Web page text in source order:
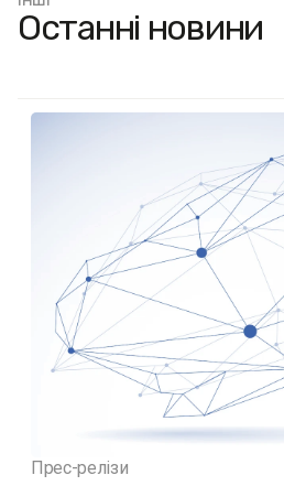
Останні новини
Прес-релізи